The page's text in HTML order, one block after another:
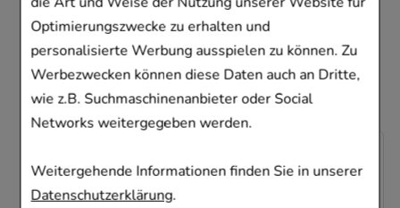
Optimierungszwecke zu erhalten und
personalisierte Werbung ausspielen zu können. Zu
Werbezwecken können diese Daten auch an Dritte,
wie z.B. Suchmaschinenanbieter oder Social
Networks weitergegeben werden.
Weitergehende Informationen finden Sie in unserer
Datenschutzerklärung.
ebenfalls für folgende
Artikel entschieden